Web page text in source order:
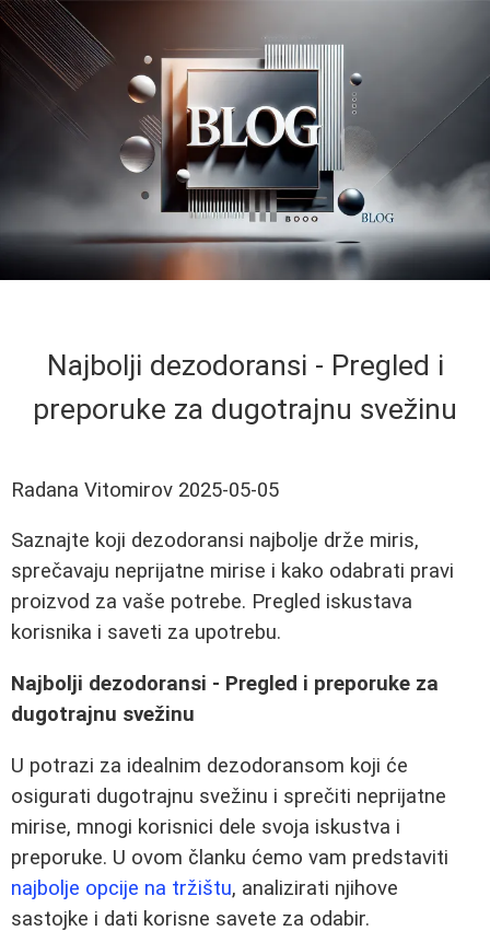
Najbolji dezodoransi - Pregled i
preporuke za dugotrajnu svežinu
Radana Vitomirov 2025-05-05
Saznajte koji dezodoransi najbolje drže miris,
sprečavaju neprijatne mirise i kako odabrati pravi
proizvod za vaše potrebe. Pregled iskustava
korisnika i saveti za upotrebu.
Najbolji dezodoransi - Pregled i preporuke za
dugotrajnu svežinu
U potrazi za idealnim dezodoransom koji će
osigurati dugotrajnu svežinu i sprečiti neprijatne
mirise, mnogi korisnici dele svoja iskustva i
preporuke. U ovom članku ćemo vam predstaviti
najbolje opcije na tržištu, analizirati njihove
sastojke i dati korisne savete za odabir.